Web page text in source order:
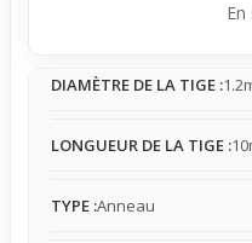
marquer ta personnalité.
fois en place grâce à sa
bouger librement,
confortable, laissant la
DIAMÈTRE DE LA TIGE :
LONGUEUR DE LA TIGE :
TYPE :Anneau